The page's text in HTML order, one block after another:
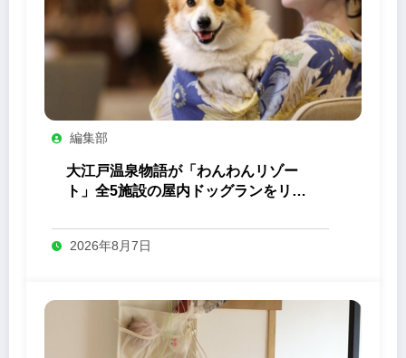
編集部
大江戸温泉物語が「わんわんリゾー
ト」全5施設の屋内ドッグランをリニ
2026年8月7日